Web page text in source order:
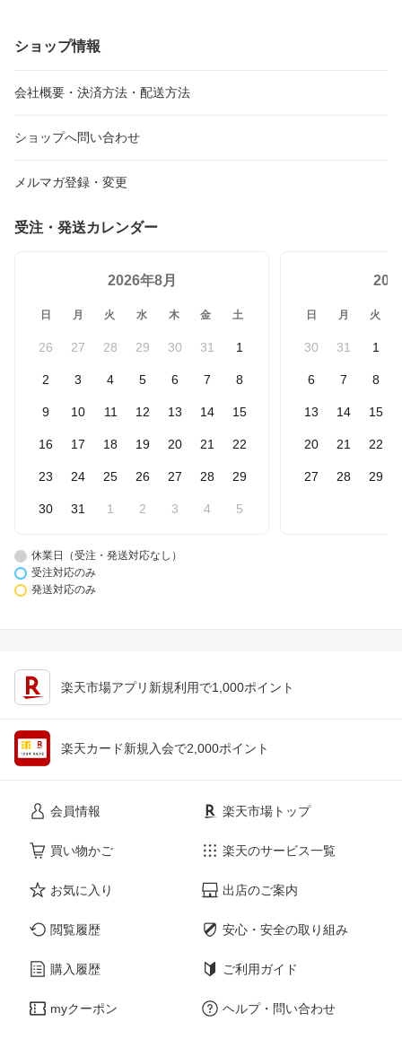
ショップ情報
会社概要・決済方法・配送方法
ショップへ問い合わせ
メルマガ登録・変更
受注・発送カレンダー
2026年8月
日 月 火 水 木 金 土
26 27 28 29 30 31 1
2 3 4 5 6 7 8
9 10 11 12 13 14 15
16 17 18 19 20 21 22
23 24 25 26 27 28 29
30 31 1 2 3 4 5
日 月 火
30 31 1
6 7 8
13 14 15
20 21 22
27 28 29
休業日（受注・発送対応なし）
受注対応のみ
発送対応のみ
楽天市場アプリ新規利用で1,000ポイント
楽天カード新規入会で2,000ポイント
会員情報
買い物かご
お気に入り
閲覧履歴
購入履歴
myクーポン
楽天市場トップ
楽天のサービス一覧
出店のご案内
安心・安全の取り組み
ご利用ガイド
ヘルプ・問い合わせ